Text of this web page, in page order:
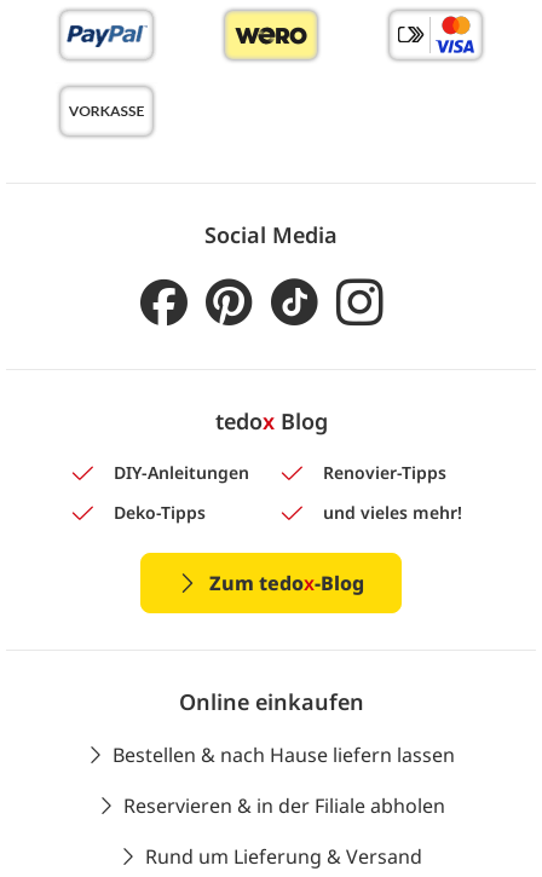
Social Media
tedoxBlog
DIY-Anleitungen
Renovier-Tipps
Deko-Tipps
und vieles mehr!
Zum tedox-Blog
Online einkaufen
Bestellen & nach Hause liefern lassen
Reservieren & in der Filiale abholen
Rund um Lieferung & Versand